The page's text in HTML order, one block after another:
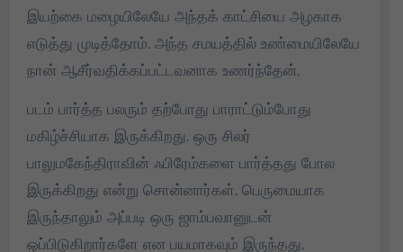
இயற்கை மழையிலேயே அந்தக் காட்சியை அழகாக
எடுத்து முடித்தோம். அந்த சமயத்தில் உண்மையிலேயே
நான் ஆசீர்வதிக்கப்பட்டவனாக உணர்ந்தேன்.
படம் பார்த்த பலரும் தற்போது பாராட்டும்போது
மகிழ்ச்சியாக இருக்கிறது. ஒரு சிலர்
பாலுமகேந்திராவின் ஃபிரேம்களை பார்த்தது போல
இருக்கிறது என்று சொன்னார்கள். பெருமையாக
இருந்தாலும் அப்படி ஒரு ஜாம்பவானுடன்
ஒப்பிடுகிறார்களே என பயமாகவும் இருந்தது.